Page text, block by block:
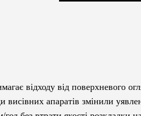
відходу від поверхневого
висівних апаратів змінили